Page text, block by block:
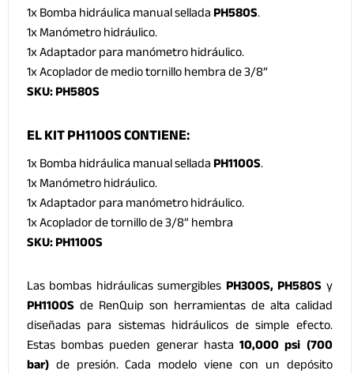
1x Bomba hidráulica manual selladaPH580S.
1x Manómetro hidráulico.
1x Adaptador para manómetro hidráulico.
1x Acoplador de medio tornillo hembra de 3/8”
SKU: PH580S
EL KIT PH1100S CONTIENE:
1x Bomba hidráulica manual selladaPH1100S.
1x Manómetro hidráulico.
1x Adaptador para manómetro hidráulico.
1x Acoplador de tornillo de 3/8” hembra
SKU: PH1100S
Las bombas hidráulicas sumergibles PH300S, PH580S y
PH1100S de RenQuip son herramientas de alta calidad
diseñadas para sistemas hidráulicos de simple efecto.
Estas bombas pueden generar hasta10,000 psi (700
bar)de presión. Cada modelo viene con un depósito